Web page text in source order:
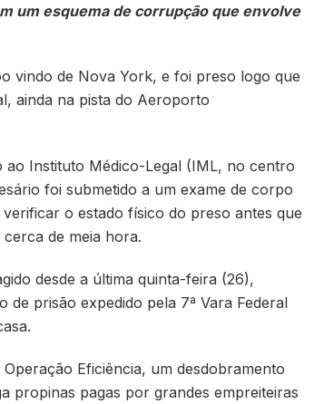
um esquema de corrupção que envolve
vindo de Nova York, e foi preso logo que
ainda na pista do Aeroporto
ao Instituto Médico-Legal (IML, no centro
foi submetido a um exame de corpo
o estado físico do preso antes que
de meia hora.
desde a última quinta-feira (26),
prisão expedido pela 7ª Vara Federal
Eficiência, um desdobramento
propinas pagas por grandes empreiteiras